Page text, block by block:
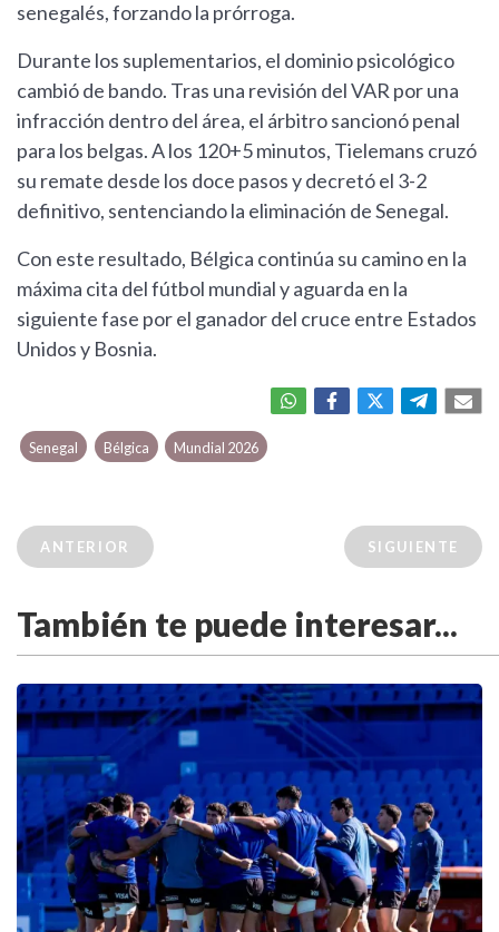
senegalés, forzando la prórroga.
Durante los suplementarios, el dominio psicológico
cambió de bando. Tras una revisión del VAR por una
infracción dentro del área, el árbitro sancionó penal
para los belgas. A los 120+5 minutos, Tielemans cruzó
su remate desde los doce pasos y decretó el 3-2
definitivo, sentenciando la eliminación de Senegal.
Con este resultado, Bélgica continúa su camino en la
máxima cita del fútbol mundial y aguarda en la
siguiente fase por el ganador del cruce entre Estados
Unidos y Bosnia.
Senegal Bélgica Mundial 2026
ANTERIOR SIGUIENTE
También te puede interesar...